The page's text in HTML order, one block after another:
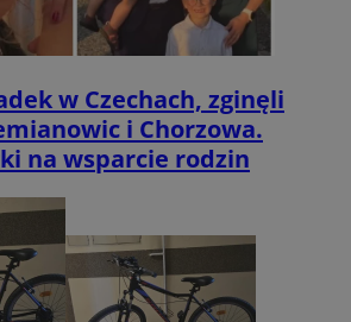
w Czechach, zginęli
i Chorzowa.
na wsparcie rodzin